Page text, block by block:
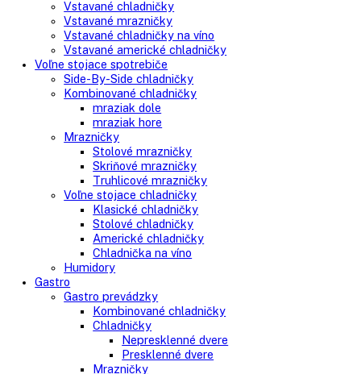
Search
Vstavané spotrebiče
Vstavané kombinované chladničky
Vstavané chladničky
Vstavané mrazničky
Vstavané chladničky na víno
Vstavané americké chladničky
Voľne stojace spotrebiče
Side-By-Side chladničky
Kombinované chladničky
mraziak dole
mraziak hore
Mrazničky
Stolové mrazničky
Skriňové mrazničky
Truhlicové mrazničky
Voľne stojace chladničky
Klasické chladničky
Stolové chladničky
Americké chladničky
Chladnička na víno
Humidory